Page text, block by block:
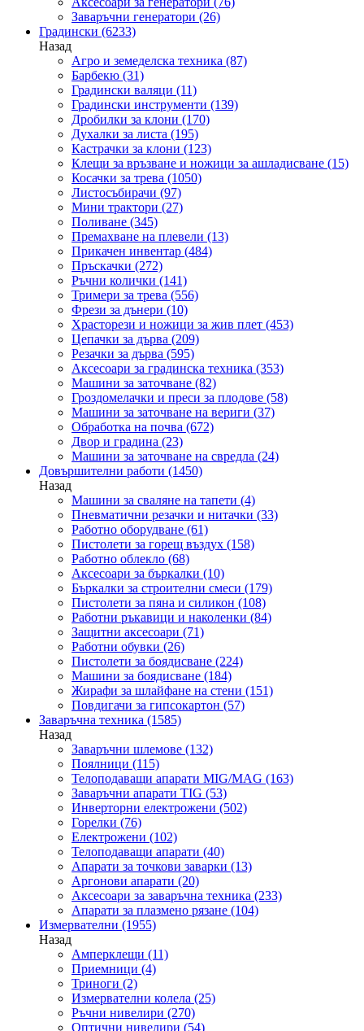
Заваръчни генератори (26)
Градински (6233)
Назад
Агро и земеделска техника (87)
Барбекю (31)
Градински валяци (11)
Градински инструменти (139)
Дробилки за клони (170)
Духалки за листа (195)
Кастрачки за клони (123)
Клещи за връзване и ножици за ашладисване (15)
Косачки за трева (1050)
Листосъбирачи (97)
Мини трактори (27)
Поливане (345)
Премахване на плевели (13)
Прикачен инвентар (484)
Пръскачки (272)
Ръчни колички (141)
Тримери за трева (556)
Фрези за дънери (10)
Храсторези и ножици за жив плет (453)
Цепачки за дърва (209)
Резачки за дърва (595)
Аксесоари за градинска техника (353)
Машини за заточване (82)
Гроздомелачки и преси за плодове (58)
Машини за заточване на вериги (37)
Обработка на почва (672)
Двор и градина (23)
Машини за заточване на свредла (24)
Довършителни работи (1450)
Назад
Машини за сваляне на тапети (4)
Пневматични резачки и нитачки (33)
Работно оборудване (61)
Пистолети за горещ въздух (158)
Работно облекло (68)
Аксесоари за бъркалки (10)
Бъркалки за строителни смеси (179)
Пистолети за пяна и силикон (108)
Работни ръкавици и наколенки (84)
Защитни аксесоари (71)
Работни обувки (26)
Пистолети за боядисване (224)
Машини за боядисване (184)
Жирафи за шлайфане на стени (151)
Повдигачи за гипсокартон (57)
Заваръчна техника (1585)
Назад
Заваръчни шлемове (132)
Поялници (115)
Телоподаващи апарати MIG/MAG (163)
Заваръчни апарати TIG (53)
Инверторни електрожени (502)
Горелки (76)
Електрожени (102)
Телоподаващи апарати (40)
Апарати за точкови заварки (13)
Аргонови апарати (20)
Аксесоари за заваръчна техника (233)
Апарати за плазмено рязане (104)
Измервателни (1955)
Назад
Амперклещи (11)
Приемници (4)
Триноги (2)
Измервателни колела (25)
Ръчни нивелири (270)
Оптични нивелири (54)